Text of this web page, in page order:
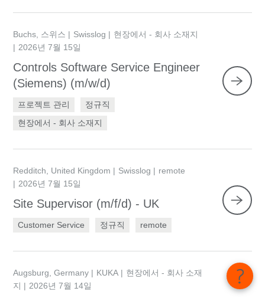
Buchs, 스위스 Swisslog
현장에서 - 회사 소재지
2026년 7월 15일
Controls Software Service Engineer
(Siemens) (m/w/d)
프로젝트 관리
정규직
현장에서 - 회사 소재지
Redditch, United Kingdom Swisslog
remote
2026년 7월 15일
Site Supervisor (m/f/d) - UK
Customer Service 정규직 remote
Augsburg, Germany KUKA
현장에서 - 회사 소재
지
2026년 7월 14일